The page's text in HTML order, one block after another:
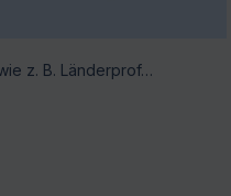
z. B. Länderprof…